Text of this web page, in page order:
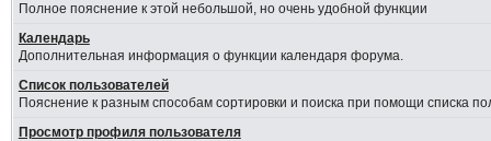
Полное пояснение к этой небольшой, но очень удобной функции
Календарь
Дополнительная информация о функции календаря форума.
Список пользователей
Пояснение к разным способам сортировки и поиска при помощи списка
Просмотр профиля пользователя